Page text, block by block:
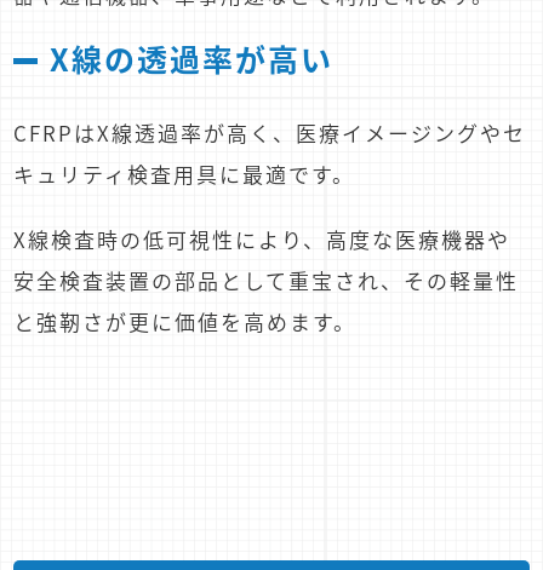
X線の透過率が高い
CFRPはX線透過率が高く、医療イメージングやセ
キュリティ検査用具に最適です。
X線検査時の低可視性により、高度な医療機器や
安全検査装置の部品として重宝され、その軽量性
と強靭さが更に価値を高めます。